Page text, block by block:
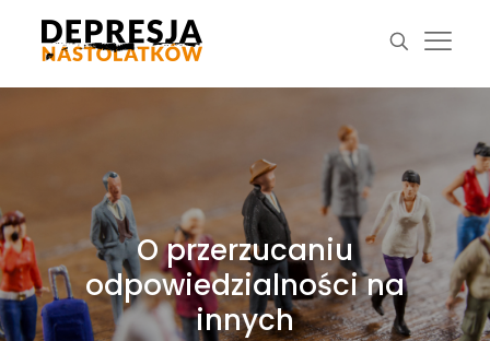
O przerzucaniu
odpowiedzialności na
innych